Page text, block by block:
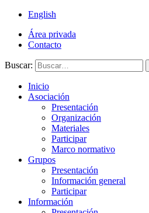
English
Área privada
Contacto
Buscar:
Inicio
Asociación
Presentación
Organización
Materiales
Participar
Marco normativo
Grupos
Presentación
Información general
Participar
Información